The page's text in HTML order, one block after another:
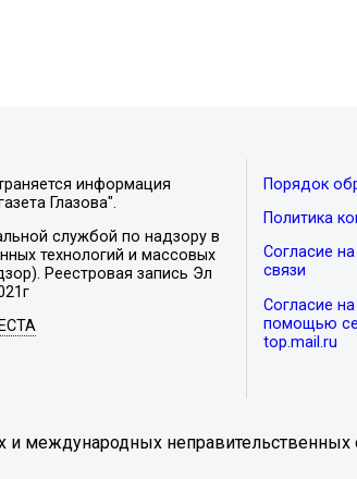
информация
Глазова".
службой по надзору в
технологий и массовых
Реестровая запись Эл
Порядок
Политика
Согласие
связи
Согласие
помощью
top.mail.ru
международных неправительственных